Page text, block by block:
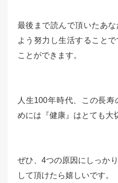
最後まで読んで頂いたあ
よう努力し生活すること
ことができます。
人生100年時代、この長
めには『健康』はとても大
ぜひ、4つの原因にしっか
して頂けたら嬉しいです。